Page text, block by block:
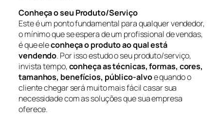
Conheça o seu Produto/Serviço
Este é um ponto fundamental para qualquer vendedor,
o mínimo que se espera de um profissional de vendas,
é que eleconheça o produto ao qual está
vendendo. Por isso estudo o seu produto/serviço,
invista tempo,conheça as técnicas, formas, cores,
tamanhos, benefícios, público-alvoe quando o
cliente chegar será muito mais fácil casar sua
necessidade com as soluções que sua empresa
oferece.